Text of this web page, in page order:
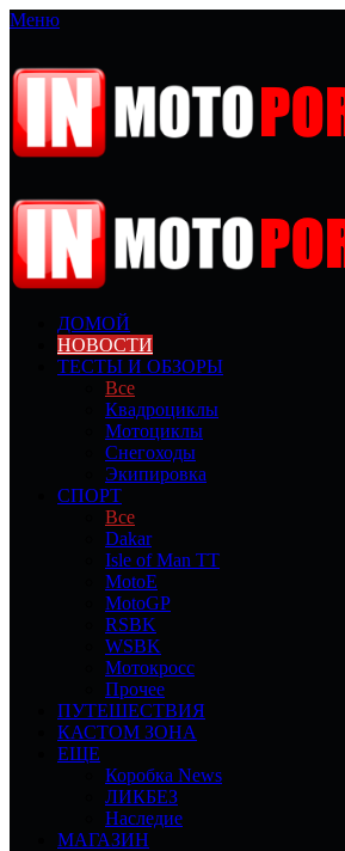
Меню
ДОМОЙ
НОВОСТИ
ТЕСТЫ И ОБЗОРЫ
Все
Квадроциклы
Мотоциклы
Снегоходы
Экипировка
СПОРТ
Все
Dakar
Isle of Man TT
MotoE
MotoGP
RSBK
WSBK
Мотокросс
Прочее
ПУТЕШЕСТВИЯ
КАСТОМ ЗОНА
ЕЩЕ
Коробка News
ЛИКБЕЗ
Наследие
МАГАЗИН